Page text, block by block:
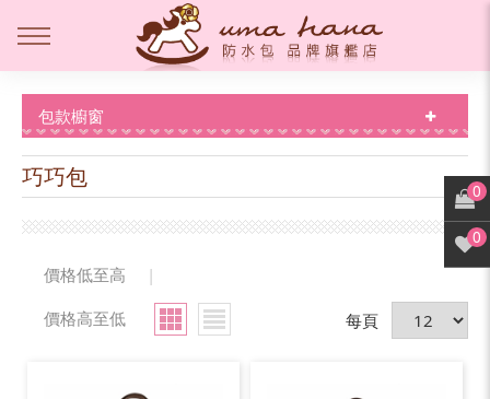
包款櫥窗
巧巧包
價格低至高
|
價格高至低
每頁
0
0